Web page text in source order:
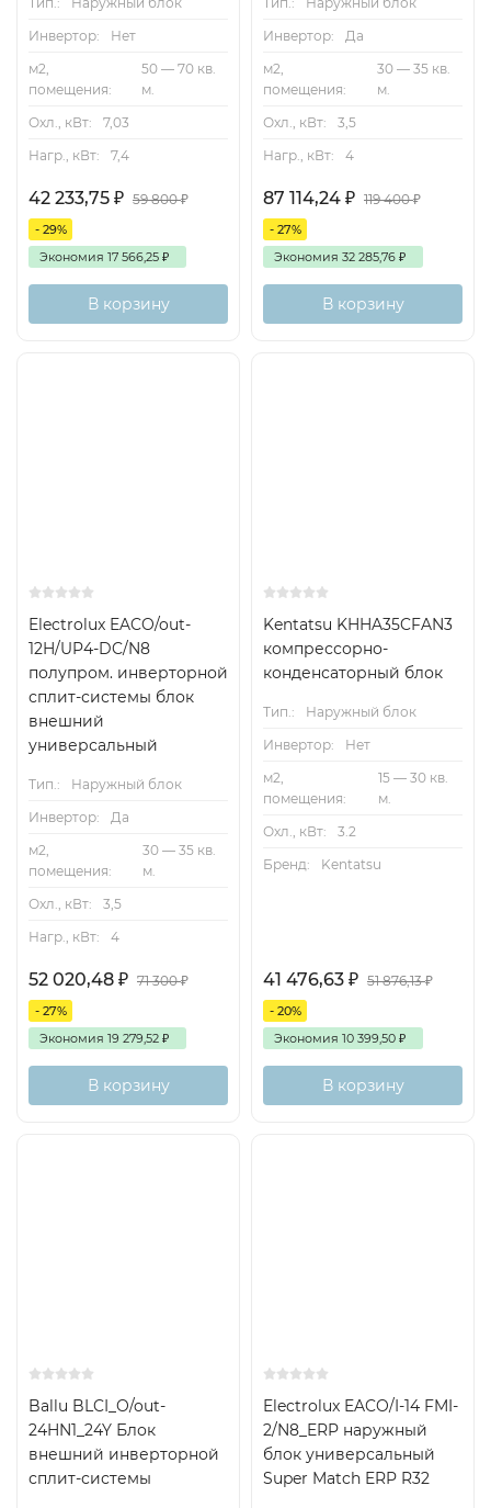
Инвертор:
Нет
м2,
помещения:
50 — 70 кв.
м.
Охл., кВт:
7,03
Нагр., кВт:
7,4
42 233,75 ₽ 59 800₽
- 29%
Экономия 17 566,25 ₽
В корзину
Инвертор:
Да
м2,
помещения:
30 — 35 кв.
м.
Охл., кВт:
3,5
Нагр., кВт:
4
87 114,24 ₽ 119 400₽
- 27%
Экономия 32 285,76 ₽
В корзину
Electrolux EACO/out-
12H/UP4-DC/N8
полупром. инверторной
сплит-системы блок
внешний
универсальный
Тип.:
Наружный блок
Инвертор:
Да
м2,
помещения:
30 — 35 кв.
м.
Охл., кВт:
3,5
Нагр., кВт:
4
52 020,48 ₽ 71 300₽
- 27%
Экономия 19 279,52 ₽
В корзину
Kentatsu KHHA35CFAN3
компрессорно-
конденсаторный блок
Тип.:
Наружный блок
Инвертор:
Нет
м2,
помещения:
15 — 30 кв.
м.
Охл., кВт:
3.2
Бренд:
Kentatsu
41 476,63 ₽ 51 876,13₽
- 20%
Экономия 10 399,50 ₽
В корзину
Ballu BLCI_O/out-
24HN1_24Y Блок
внешний инверторной
сплит-системы
Electrolux EACO/I-14 FMI-
2/N8_ERP наружный
блок универсальный
Super Match ERP R32